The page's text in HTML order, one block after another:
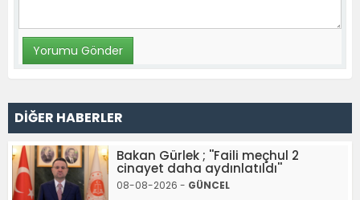
DİĞER HABERLER
Bakan Gürlek ; ''Faili meçhul 2
cinayet daha aydınlatıldı''
08-08-2026 - GÜNCEL